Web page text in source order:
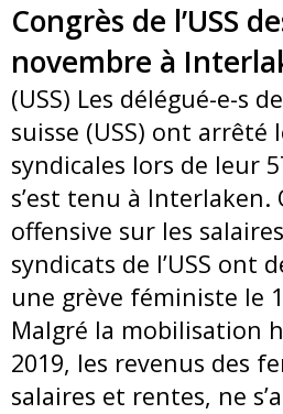
Congrès de l’USS
novembre à
(USS) Les délégué-e-s
suisse (USS) ont arrêté
syndicales lors de leur
s’est tenu à Interlaken.
offensive sur les
syndicats de l’USS ont
une grève féministe le
Malgré la mobilisation
2019, les revenus des
salaires et rentes, ne